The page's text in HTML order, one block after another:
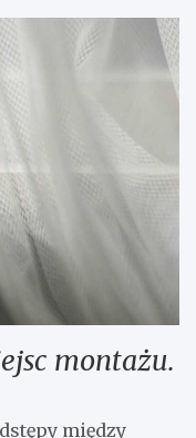
montażu.
między